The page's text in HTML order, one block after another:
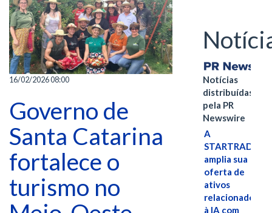
16/02/2026 08:00
Governo de
Santa Catarina
fortalece o
turismo no
Notícias
distribuídas
pela PR
Newswire
A
STARTRADER
amplia sua
oferta de
ativos
relacionados
à IA com